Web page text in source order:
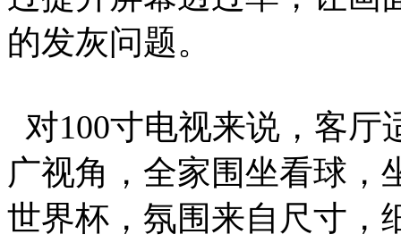
的发灰问题。
对100寸电视来说，客厅
广视角，全家围坐看球，
世界杯，氛围来自尺寸，